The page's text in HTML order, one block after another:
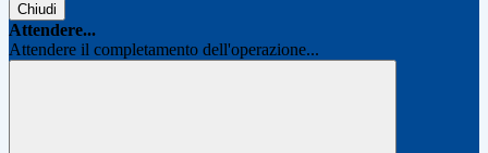
Chiudi
Attendere...
Attendere il completamento dell'operazione...